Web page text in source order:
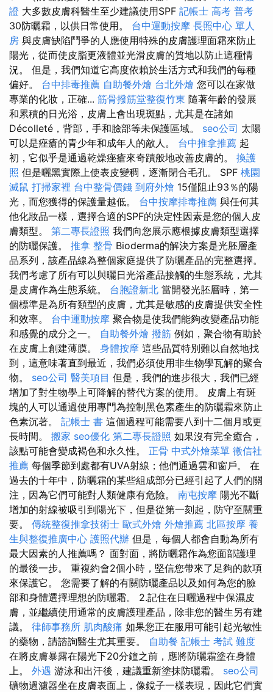
證 大多數皮膚科醫生至少建議使用SPF 記帳士 高考 普考
30防曬霜，以供日常使用。 台中運動按摩 長照中心 單人
房 與皮膚缺陷鬥爭的人應使用特殊的皮膚護理面霜來防止
陽光，從而使皮脂更液體並光滑皮膚的質地以防止這種情
況。 但是，我們知道它高度依賴於生活方式和我們的每種
偏好。 台中排毒推薦 自助餐外燴 台北外燴 您可以在家做
專業的化妝，正確... 筋骨撥筋堂整復竹東 隨著年齡的發展
和累積的日光浴，皮膚上會出現斑點，尤其是在諸如
Décolleté，背部，手和臉部等未保護區域。 seo公司 太陽
可以是痤瘡的青少年和成年人的敵人。 台中推拿推薦 起
初，它似乎是通過乾燥痤瘡來奇蹟般地改善皮膚的。 換護
照 但是曬黑實際上使表皮變稠，逐漸閉合毛孔。 SPF 桃園
滅鼠 打掃家裡 台中整骨價錢 到府外燴 15僅阻止93％的陽
光，而您獲得的保護量越低。 台中按摩排毒推薦 與任何其
他化妝品一樣，選擇合適的SPF的決定性因素是您的個人皮
膚類型。 第二專長證照 我們向您展示應根據皮膚類型選擇
的防曬保護。 推拿 整骨 Bioderma的解決方案是光胚層產
品系列，該產品線為整個家庭提供了防曬產品的完整選擇。
我們考慮了所有可以與曬日光浴產品接觸的生態系統，尤其
是皮膚作為生態系統。 台胞證新北 當開發光胚層時，第一
個標準是為所有類型的皮膚，尤其是敏感的皮膚提供安全性
和效率。 台中運動按摩 聚合物是使我們能夠改變產品功能
和感覺的成分之一。 自助餐外燴 撥筋 例如，聚合物有助於
在皮膚上創建薄膜。 身體按摩 這些品質特別難以自然地找
到，這意味著直到最近，我們必須使用非生物學瓦解的聚合
物。 seo公司 醫美項目 但是，我們的進步很大，我們已經
增加了對生物學上可降解的替代方案的使用。 皮膚上有斑
塊的人可以通過使用專門為控制黑色素產生的防曬霜來防止
色素沉著。 記帳士 書 這個過程可能需要八到十二個月或更
長時間。 搬家 seo優化 第二專長證照 如果沒有完全癒合，
該點可能會變成褐色和永久性。 正骨 中式外燴菜單 徵信社
推薦 每個季節到處都有UVA射線；他們通過雲和窗戶。 在
過去的十年中，防曬霜的某些組成部分已經引起了人們的關
注，因為它們可能對人類健康有危險。 南屯按摩 陽光不斷
增加的射線被吸引到陽光下，但是從第一刻起，防守至關重
要。 傳統整復推拿技術士 歐式外燴 外燴推薦 北區按摩 養
生與整復推廣中心 護照代辦 但是，每個人都會自動為所有
最大因素的人推薦嗎？ 面對面，將防曬霜作為您面部護理
的最後一步。 重複約會2個小時，堅信您帶來了足夠的款項
來保護它。 您需要了解的有關防曬產品以及如何為您的臉
部和身體選擇理想的防曬霜。 2.記住在日曬過程中保濕皮
膚，並繼續使用通常的皮膚護理產品，除非您的醫生另有建
議。 律師事務所 肌肉酸痛 如果您正在服用可能引起光敏性
的藥物，請諮詢醫生尤其重要。 自助餐 記帳士 考試 難度
在將皮膚暴露在陽光下20分鐘之前，應將防曬霜塗在身體
上。 外遇 游泳和出汗後，建議重新塗抹防曬霜。 seo公司
礦物過濾器坐在皮膚表面上，像鏡子一樣表現，因此它們實